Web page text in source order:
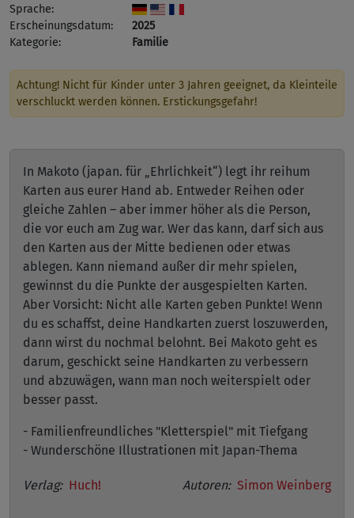
Sprache:
Erscheinungsdatum:
2025
Kategorie:
Familie
Achtung! Nicht für Kinder unter 3 Jahren geeignet, da Kleinteile
verschluckt werden können. Erstickungsgefahr!
In Makoto (japan. für „Ehrlichkeit“) legt ihr reihum
Karten aus eurer Hand ab. Entweder Reihen oder
gleiche Zahlen – aber immer höher als die Person,
die vor euch am Zug war. Wer das kann, darf sich aus
den Karten aus der Mitte bedienen oder etwas
ablegen. Kann niemand außer dir mehr spielen,
gewinnst du die Punkte der ausgespielten Karten.
Aber Vorsicht: Nicht alle Karten geben Punkte! Wenn
du es schaffst, deine Handkarten zuerst loszuwerden,
dann wirst du nochmal belohnt. Bei Makoto geht es
darum, geschickt seine Handkarten zu verbessern
und abzuwägen, wann man noch weiterspielt oder
besser passt.
- Familienfreundliches "Kletterspiel" mit Tiefgang
- Wunderschöne Illustrationen mit Japan-Thema
Verlag: Huch! Autoren: Simon Weinberg